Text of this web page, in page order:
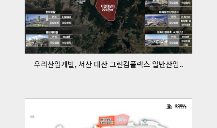
우리산업개발, 서산 대산 그린컴플렉스 일반산업..